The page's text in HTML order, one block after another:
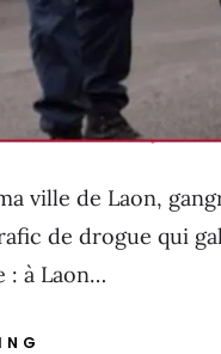
ville de Laon,
de drogue qui
: à Laon…